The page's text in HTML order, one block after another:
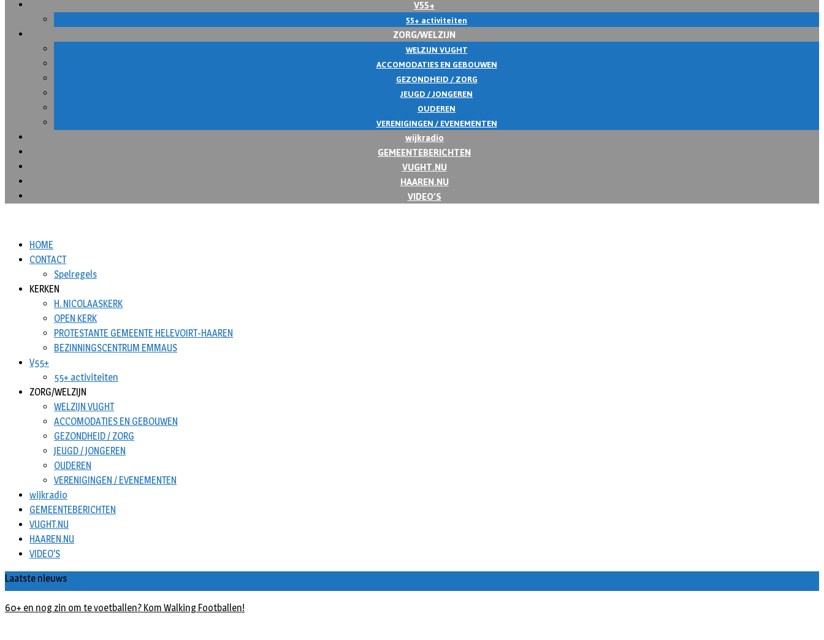
V55+
55+ activiteiten
ZORG/WELZIJN
WELZIJN VUGHT
ACCOMODATIES EN GEBOUWEN
GEZONDHEID / ZORG
JEUGD / JONGEREN
OUDEREN
VERENIGINGEN / EVENEMENTEN
wijkradio
GEMEENTEBERICHTEN
VUGHT.NU
HAAREN.NU
VIDEO’S
HOME
CONTACT
Spelregels
KERKEN
H. NICOLAASKERK
OPEN KERK
PROTESTANTE GEMEENTE HELEVOIRT-HAAREN
BEZINNINGSCENTRUM EMMAUS
V55+
55+ activiteiten
ZORG/WELZIJN
WELZIJN VUGHT
ACCOMODATIES EN GEBOUWEN
GEZONDHEID / ZORG
JEUGD / JONGEREN
OUDEREN
VERENIGINGEN / EVENEMENTEN
wijkradio
GEMEENTEBERICHTEN
VUGHT.NU
HAAREN.NU
VIDEO’S
Laatste nieuws
60+ en nog zin om te voetballen? Kom Walking Footballen!